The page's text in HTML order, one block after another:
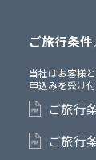
ご旅行条
当社はお客様
申込みを受け付
ご旅行
ご旅行